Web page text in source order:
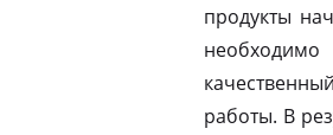
продукты
работы. В